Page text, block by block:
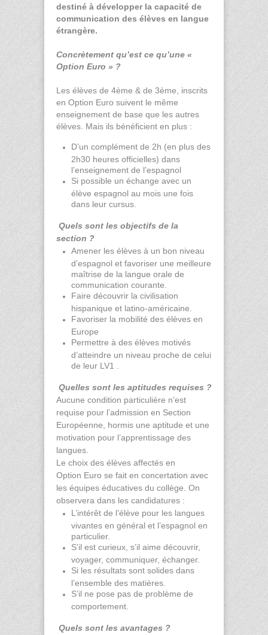
destiné à développer la capacité de
communication des élèves en langue
étrangère.
Concrètement qu’est ce qu’une «
Option Euro » ?
Les élèves de 4ème & de 3ème, inscrits
en Option Euro suivent le même
enseignement de base que les autres
élèves. Mais ils bénéficient en plus :
D’un complément de 2h (en plus des
2h30 heures officielles) dans
l’enseignement de l’espagnol
Si possible un échange avec un
élève espagnol au mois une fois
dans leur cursus.
Quels sont les objectifs de la
section ?
Amener les élèves à un bon niveau
d’espagnol et favoriser une meilleure
maîtrise de la langue orale de
communication courante.
Faire découvrir la civilisation
hispanique et latino-américaine.
Favoriser la mobilité des élèves en
Europe
Permettre à des élèves motivés
d’atteindre un niveau proche de celui
de leur LV1 .
Quelles sont les aptitudes requises ?
Aucune condition particulière n’est
requise pour l’admission en Section
Européenne, hormis une aptitude et une
motivation pour l’apprentissage des
langues.
Le choix des élèves affectés en
Option Euro se fait en concertation avec
les équipes éducatives du collège. On
observera dans les candidatures :
L’intérêt de l’élève pour les langues
vivantes en général et l’espagnol en
particulier.
S’il est curieux, s’il aime découvrir,
voyager, communiquer, échanger.
Si les résultats sont solides dans
l’ensemble des matières.
S’il ne pose pas de problème de
comportement.
Quels sont les avantages ?